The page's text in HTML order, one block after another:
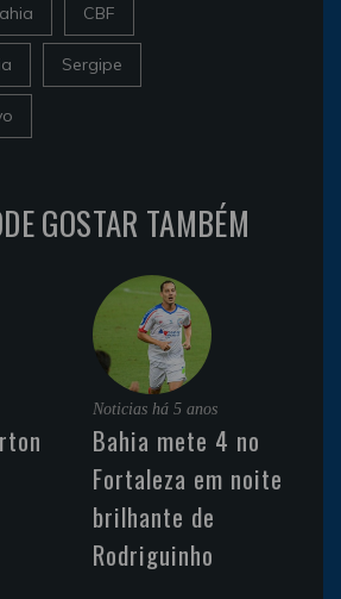
CBF
Sergipe
GOSTAR TAMBÉM
Noticias há 5 anos
Bahia mete 4 no
Fortaleza em noite
brilhante de
Rodriguinho